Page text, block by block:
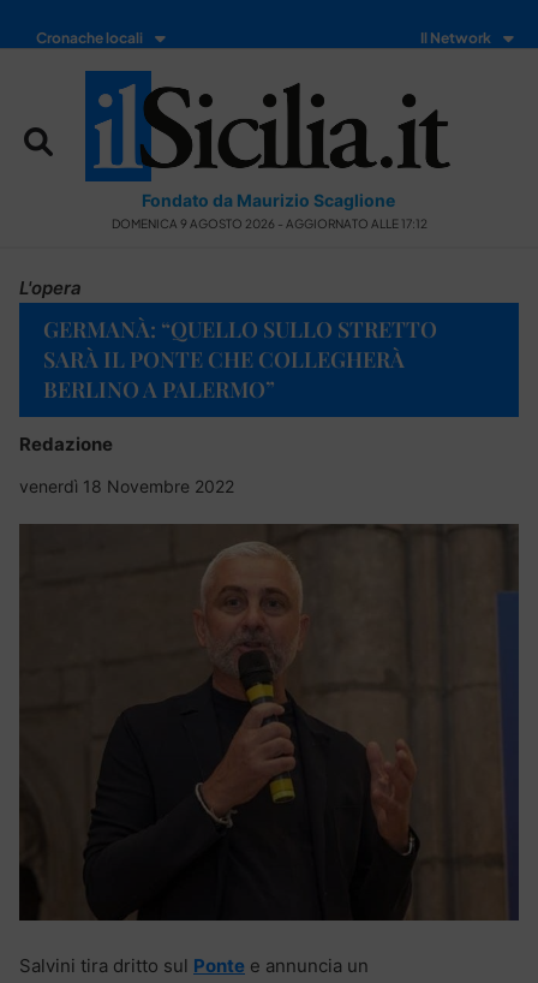
Cronache locali Il Network
Fondato da Maurizio Scaglione
DOMENICA 9 AGOSTO 2026 - AGGIORNATO ALLE 17:12
L'opera
GERMANÀ: “QUELLO SULLO STRETTO
SARÀ IL PONTE CHE COLLEGHERÀ
BERLINO A PALERMO”
Redazione
venerdì 18 Novembre 2022
Salvini tira dritto sul Ponte e annuncia un